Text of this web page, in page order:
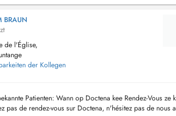
BRAUN
de l'Église,
der Kollegen
Patienten: Wann op Doctena kee Rendez-Vous
pas de rendez-vous sur Doctena, n'hésitez pas de nous